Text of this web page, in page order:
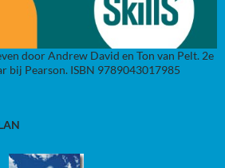
door Andrew David en Ton van Pelt. 2e
bij Pearson. ISBN 9789043017985